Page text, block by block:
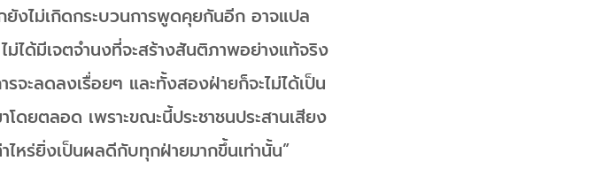
งไม่เกิดกระบวนการพูดคุยกันอีก อาจแปล
ได้มีเจตจำนงที่จะสร้างสันติภาพอย่างแท้จริง
ะลดลงเรื่อยๆ และทั้งสองฝ่ายก็จะไม่ได้เป็น
ดยตลอด เพราะขณะนี้ประชาชนประสานเสียง
ไหร่ยิ่งเป็นผลดีกับทุกฝ่ายมากขึ้นเท่านั้น”